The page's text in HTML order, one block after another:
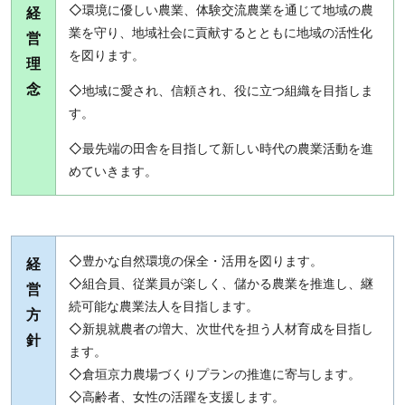
経
営
理
念
◇環境に優しい農業、体験交流農業を通じて地域の農
業を守り、地域社会に貢献するとともに地域の活性化
を図ります。
◇地域に愛され、信頼され、役に立つ組織を目指しま
す。
◇最先端の田舎を目指して新しい時代の農業活動を進
めていきます。
経
営
方
針
◇豊かな自然環境の保全・活用を図ります。
◇組合員、従業員が楽しく、儲かる農業を推進し、継
続可能な農業法人を目指します。
◇新規就農者の増大、次世代を担う人材育成を目指し
ます。
◇倉垣京力農場づくりプランの推進に寄与します。
◇高齢者、女性の活躍を支援します。